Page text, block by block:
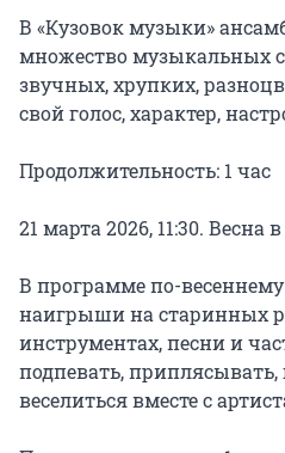
В «Кузовок музыки»
множество музыкальных
звучных, хрупких,
свой голос, характер,
Продолжительность: 1 час
21 марта 2026, 11:30. Весна
В программе по-
наигрыши на старинных
инструментах, песни и
подпевать,
веселиться вместе с